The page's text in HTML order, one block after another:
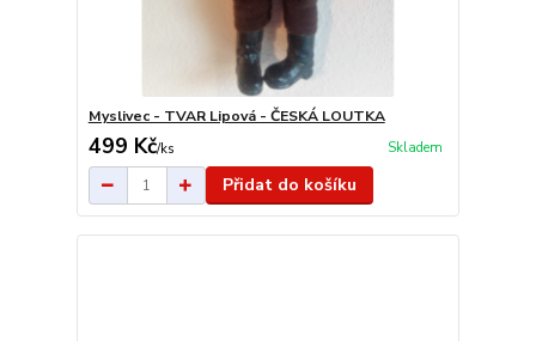
Myslivec - TVAR Lipová - ČESKÁ LOUTKA
499 Kč/ks Skladem
Přidat do košíku